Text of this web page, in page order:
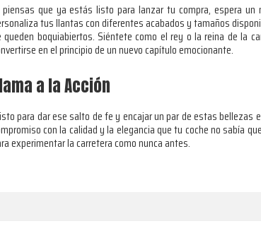
que ya estás listo para lanzar tu compra, espera
tus llantas con diferentes acabados y tamaños
queden boquiabiertos. Siéntete como el rey o la reina de la
en el principio de un nuevo capítulo emocionante.
a la Acción
para dar ese salto de fe y encajar un par de estas bellezas
con la calidad y la elegancia que tu coche no sabía
experimentar la carretera como nunca antes.